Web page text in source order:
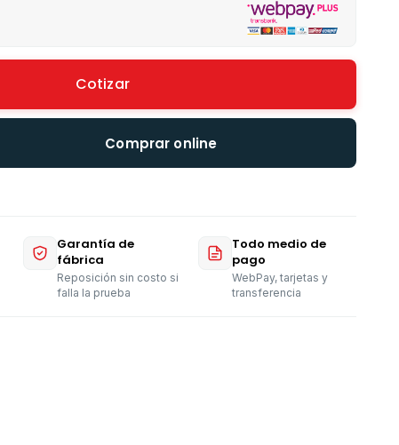
Cotizar
Comprar online
Garantía de
fábrica
Reposición sin costo si
falla la prueba
Todo medio de
pago
WebPay, tarjetas y
transferencia